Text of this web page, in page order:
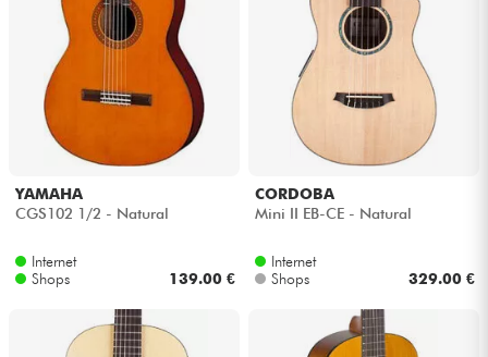
Drums
Blasinstrumente
Violinen & Quartett
Kinder
Kabel & Zubehöre
HiFi
YAMAHA
CGS102 1/2 - Natural
Internet
Shops
139.00 €
CORDOBA
Mini II EB-CE - Natural
Internet
Shops
329.00 €